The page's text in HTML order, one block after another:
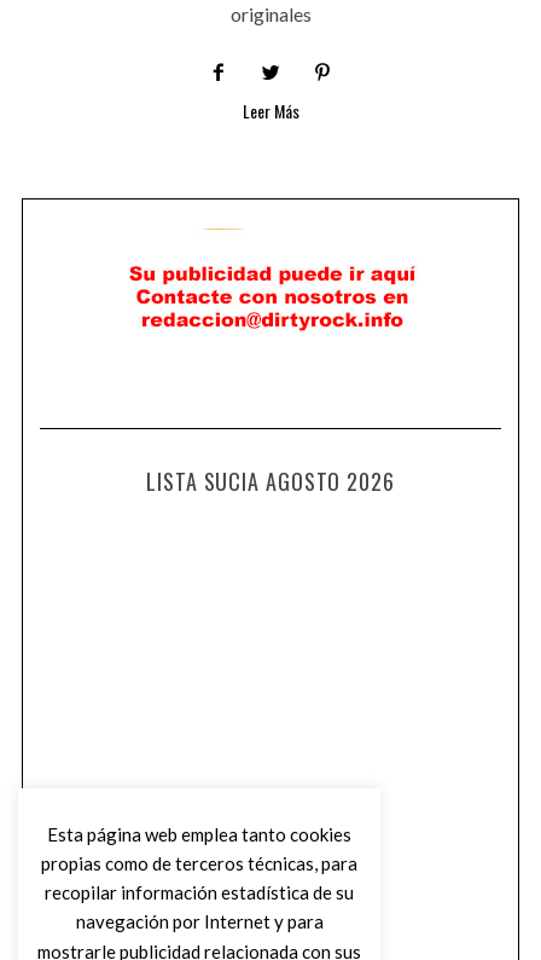
originales
Leer Más
LISTA SUCIA AGOSTO 2026
Esta página web emplea tanto cookies
propias como de terceros técnicas, para
recopilar información estadística de su
navegación por Internet y para
mostrarle publicidad relacionada con sus